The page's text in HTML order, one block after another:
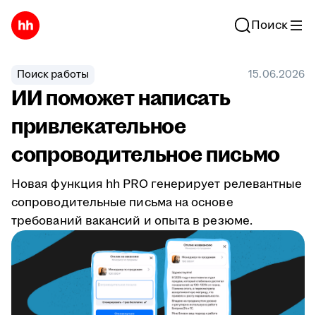
Поиск
Поиск работы 15.06.2026
ИИ поможет написать
привлекательное
сопроводительное письмо
Новая функция hh PRO генерирует релевантные
сопроводительные письма на основе
требований вакансий и опыта в резюме.